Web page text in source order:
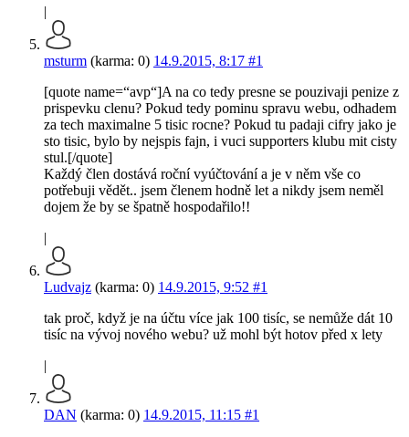
|
msturm (karma: 0) 14.9.2015, 8:17 #1
[quote name=“avp“]A na co tedy presne se pouzivaji penize z
prispevku clenu? Pokud tedy pominu spravu webu, odhadem
za tech maximalne 5 tisic rocne? Pokud tu padaji cifry jako je
sto tisic, bylo by nejspis fajn, i vuci supporters klubu mit cisty
stul.[/quote]
Každý člen dostává roční vyúčtování a je v něm vše co
potřebuji vědět.. jsem členem hodně let a nikdy jsem neměl
dojem že by se špatně hospodařilo!!
|
Ludvajz (karma: 0) 14.9.2015, 9:52 #1
tak proč, když je na účtu více jak 100 tisíc, se nemůže dát 10
tisíc na vývoj nového webu? už mohl být hotov před x lety
|
DAN (karma: 0) 14.9.2015, 11:15 #1